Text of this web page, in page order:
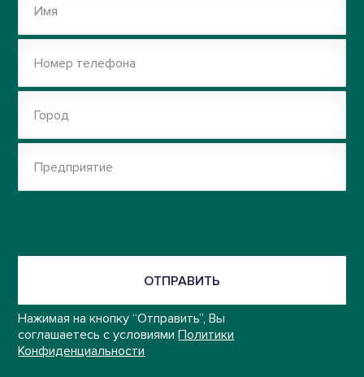
Имя
Номер телефона
Город
Предприятие
ОТПРАВИТЬ
Нажимая на кнопку “Отправить”, Вы
соглашаетесь с условиямиПолитики
Конфиденциальности